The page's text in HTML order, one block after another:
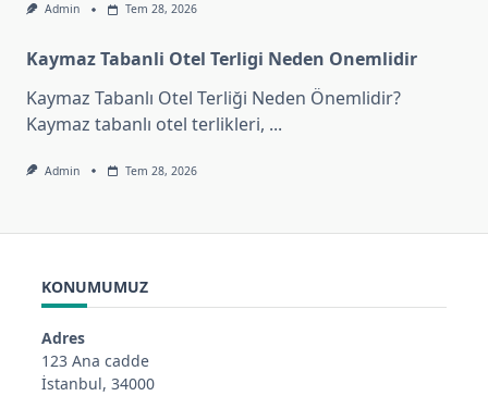
Admin Tem 28, 2026
Kaymaz Tabanli Otel Terligi Neden Onemlidir
Kaymaz Tabanlı Otel Terliği Neden Önemlidir?
Kaymaz tabanlı otel terlikleri, ...
Admin Tem 28, 2026
KONUMUMUZ
Adres
123 Ana cadde
İstanbul, 34000